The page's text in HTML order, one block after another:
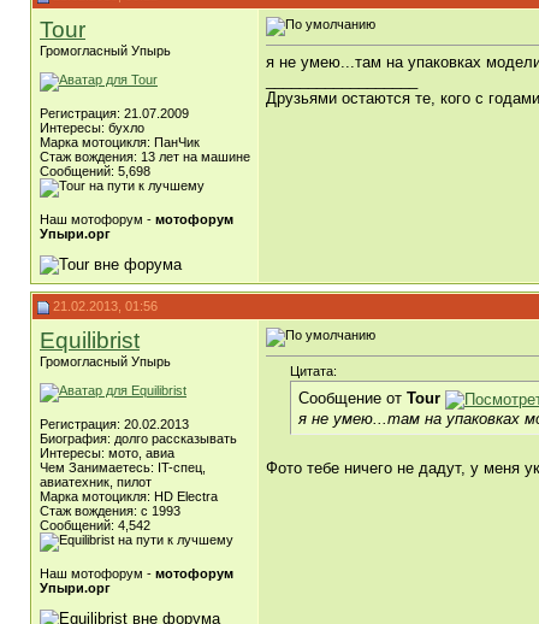
Tour
Громогласный Упырь
Регистрация: 21.07.2009
Интересы: бухло
Марка мотоцикля: ПанЧик
Стаж вождения: 13 лет на машине
Сообщений: 5,698
Наш мотофорум - мотофорум
Упыри.орг
я не умею...там на упаковках
Друзьями остаются те, кого с
21.02.2013, 01:56
Equilibrist
Громогласный Упырь
Регистрация: 20.02.2013
Биография: долго рассказывать
Интересы: мото, авиа
Чем Занимаетесь: IT-спец,
авиатехник, пилот
Марка мотоцикля: HD Electra
Стаж вождения: c 1993
Сообщений: 4,542
Наш мотофорум - мотофорум
Упыри.орг
Цитата:
Сообщение от Tour
я не умею...там на упаковках
Фото тебе ничего не дадут, у меня